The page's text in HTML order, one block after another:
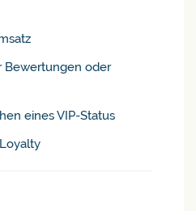
Bewertungen oder
eines VIP-Status